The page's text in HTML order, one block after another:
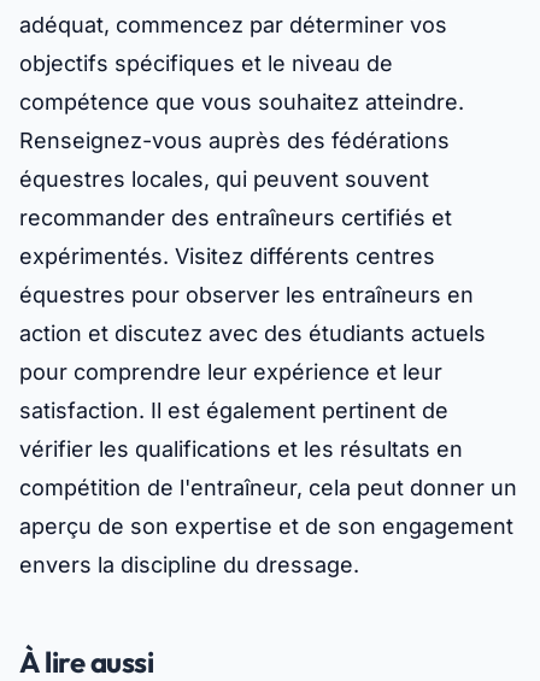
adéquat, commencez par déterminer vos
objectifs spécifiques et le niveau de
compétence que vous souhaitez atteindre.
Renseignez-vous auprès des fédérations
équestres locales, qui peuvent souvent
recommander des entraîneurs certifiés et
expérimentés. Visitez différents centres
équestres pour observer les entraîneurs en
action et discutez avec des étudiants actuels
pour comprendre leur expérience et leur
satisfaction. Il est également pertinent de
vérifier les qualifications et les résultats en
compétition de l'entraîneur, cela peut donner un
aperçu de son expertise et de son engagement
envers la discipline du dressage.
À lire aussi